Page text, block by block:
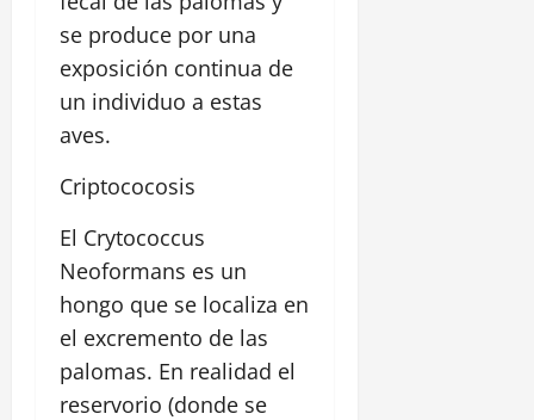
se produce por una
exposición continua de
un individuo a estas
aves.
Criptococosis
El Crytococcus
Neoformans es un
hongo que se localiza en
el excremento de las
palomas. En realidad el
reservorio (donde se